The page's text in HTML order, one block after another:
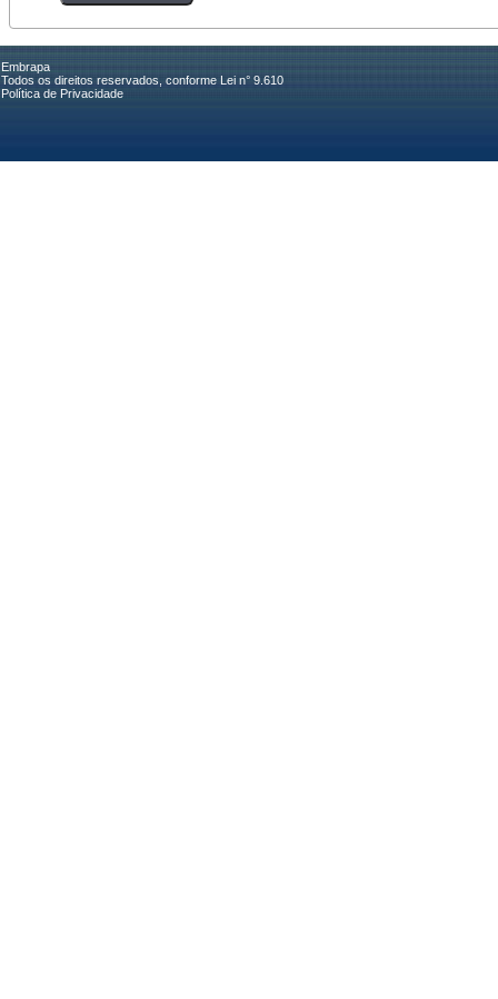
Embrapa
Todos os direitos reservados, conforme Lei n° 9.610
Política de Privacidade